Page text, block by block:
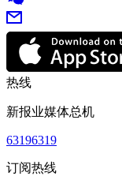
热线
新报业媒体总机
63196319
订阅热线